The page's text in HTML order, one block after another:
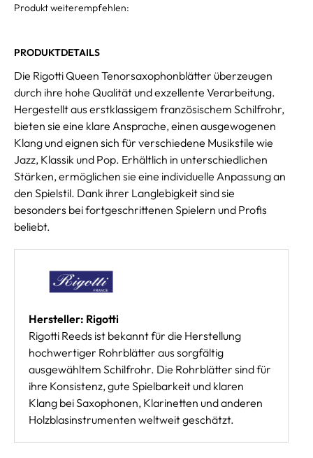
Produkt weiterempfehlen:
PRODUKTDETAILS
Die Rigotti Queen Tenorsaxophonblätter überzeugen
durch ihre hohe Qualität und exzellente Verarbeitung.
Hergestellt aus erstklassigem französischem Schilfrohr,
bieten sie eine klare Ansprache, einen ausgewogenen
Klang und eignen sich für verschiedene Musikstile wie
Jazz, Klassik und Pop. Erhältlich in unterschiedlichen
Stärken, ermöglichen sie eine individuelle Anpassung an
den Spielstil. Dank ihrer Langlebigkeit sind sie
besonders bei fortgeschrittenen Spielern und Profis
beliebt.
Hersteller: Rigotti
Rigotti Reeds ist bekannt für die Herstellung
hochwertiger Rohrblätter aus sorgfältig
ausgewähltem Schilfrohr. Die Rohrblätter sind für
ihre Konsistenz, gute Spielbarkeit und klaren
Klang bei Saxophonen, Klarinetten und anderen
Holzblasinstrumenten weltweit geschätzt.